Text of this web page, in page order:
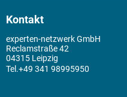
Kontakt
experten-netzwerk GmbH
Reclamstraße 42
04315 Leipzig
+49 341 98995950